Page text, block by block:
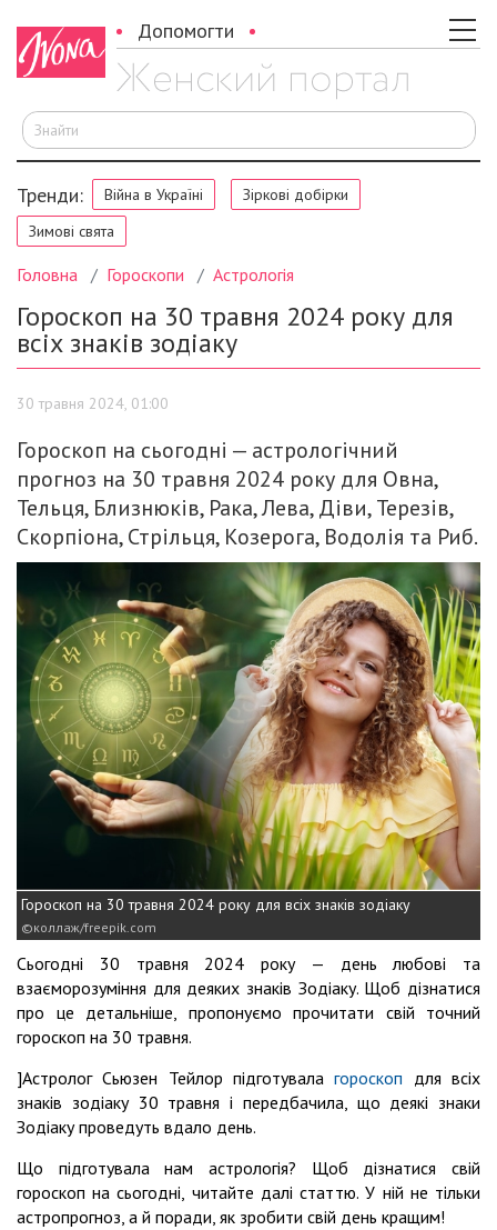
Допомогти
Тренди: Війна в Україні
Зіркові добірки
Зимові свята
Головна Гороскопи Астрологія
Гороскоп на 30 травня 2024 року для
всіх знаків зодіаку
30 травня 2024, 01:00
Гороскоп на сьогодні — астрологічний
прогноз на 30 травня 2024 року для Овна,
Тельця, Близнюків, Рака, Лева, Діви, Терезів,
Скорпіона, Стрільця, Козерога, Водолія та Риб.
Гороскоп на 30 травня 2024 року для всіх знаків зодіаку
коллаж/freepik.com
Сьогодні 30 травня 2024 року — день любові та
взаєморозуміння для деяких знаків Зодіаку. Щоб дізнатися
про це детальніше, пропонуємо прочитати свій точний
гороскоп на 30 травня.
]Астролог Сьюзен Тейлор підготувалагороскоп для всіх
знаків зодіаку 30 травня і передбачила, що деякі знаки
Зодіаку проведуть вдало день.
Що підготувала нам астрологія? Щоб дізнатися свій
гороскоп на сьогодні, читайте далі статтю. У ній не тільки
астропрогноз, а й поради, як зробити свій день кращим!